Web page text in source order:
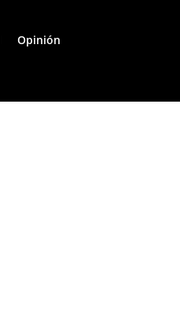
Opinión